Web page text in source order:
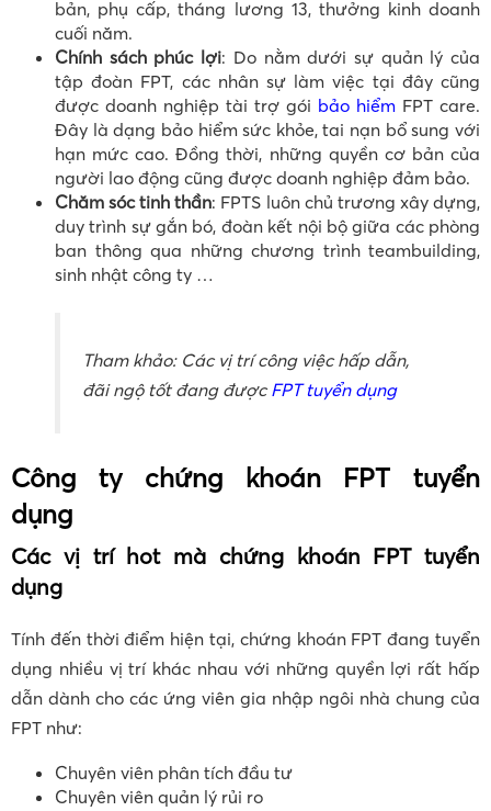
bản, phụ cấp, tháng lương 13, thưởng kinh doanh
cuối năm.
Chính sách phúc lợi: Do nằm dưới sự quản lý của
tập đoàn FPT, các nhân sự làm việc tại đây cũng
được doanh nghiệp tài trợ gói bảo hiểm FPT care.
Đây là dạng bảo hiểm sức khỏe, tai nạn bổ sung với
hạn mức cao. Đồng thời, những quyền cơ bản của
người lao động cũng được doanh nghiệp đảm bảo.
Chăm sóc tinh thần: FPTS luôn chủ trương xây dựng,
duy trình sự gắn bó, đoàn kết nội bộ giữa các phòng
ban thông qua những chương trình teambuilding,
sinh nhật công ty …
Tham khảo: Các vị trí công việc hấp dẫn,
đãi ngộ tốt đang đượcFPT tuyển dụng
Công ty chứng khoán FPT tuyển
dụng
Các vị trí hot mà chứng khoán FPT tuyển
dụng
Tính đến thời điểm hiện tại, chứng khoán FPT đang tuyển
dụng nhiều vị trí khác nhau với những quyền lợi rất hấp
dẫn dành cho các ứng viên gia nhập ngôi nhà chung của
FPT như:
Chuyên viên phân tích đầu tư
Chuyên viên quản lý rủi ro